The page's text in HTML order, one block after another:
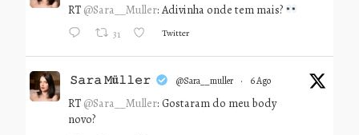
RT @Sara__Muller: Adivinha onde tem mais?
31 Twitter
𝚂𝚊𝚛𝚊 𝙼ü𝚕𝚕𝚎𝚛 @sara__muller · 6 Ago
RT @Sara__Muller: Gostaram do meu body
novo?